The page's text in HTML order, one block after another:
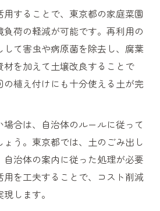
することで、東京都の家庭菜園
荷の軽減が可能です。再利用の
て害虫や病原菌を除去し、腐葉
材を加えて土壌改良することで
植え付けにも十分使える土が完
場合は、自治体のルールに従って
う。東京都では、土のごみ出し
自治体の案内に従った処理が必要
用を工夫することで、コスト削減
します。